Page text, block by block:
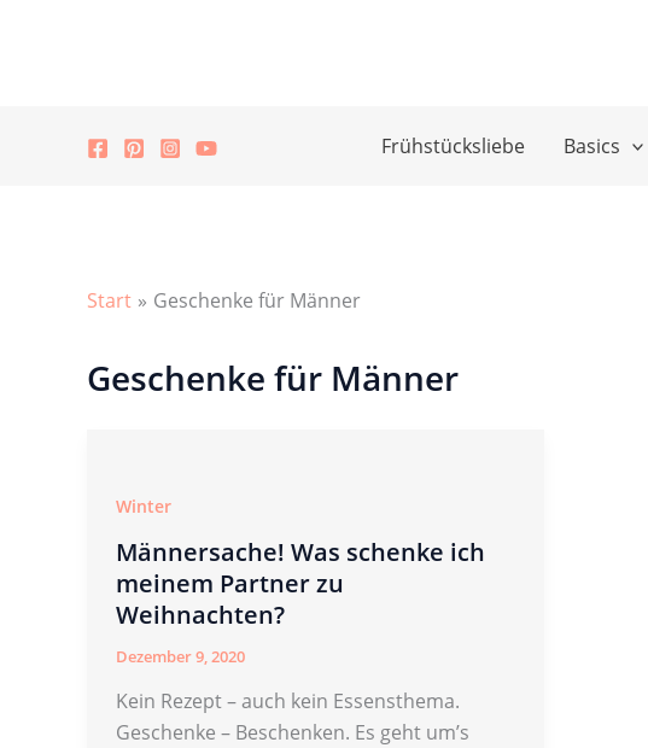
Frühstücksliebe Basics
Start Geschenke für Männer
Geschenke für Männer
Winter
Männersache! Was schenke ich
meinem Partner zu
Weihnachten?
Dezember 9, 2020
Kein Rezept – auch kein Essensthema.
Geschenke – Beschenken. Es geht um’s